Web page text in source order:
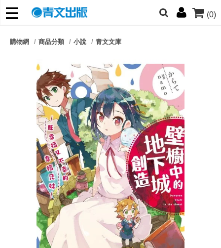
(0)
朋友們，提高警覺！
購物網 商品分類 小說 青文文庫